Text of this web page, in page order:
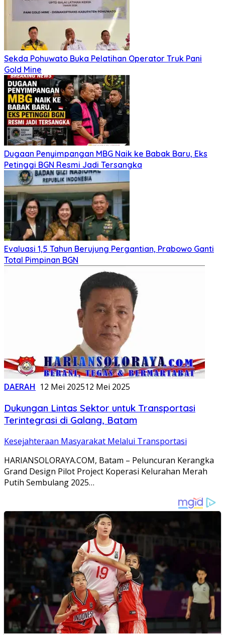
Sekda Pohuwato Buka Pelatihan Operator Truk Pani
Gold Mine
Dugaan Penyimpangan MBG Naik ke Babak Baru, Eks
Petinggi BGN Resmi Jadi Tersangka
Evaluasi 1,5 Tahun Berujung Pergantian, Prabowo Ganti
Total Pimpinan BGN
DAERAH 12 Mei 202512 Mei 2025
Dukungan Lintas Sektor untuk Transportasi
Terintegrasi di Galang, Batam
Kesejahteraan Masyarakat Melalui Transportasi
HARIANSOLORAYA.COM, Batam – Peluncuran Kerangka
Grand Design Pilot Project Koperasi Kelurahan Merah
Putih Sembulang 2025…